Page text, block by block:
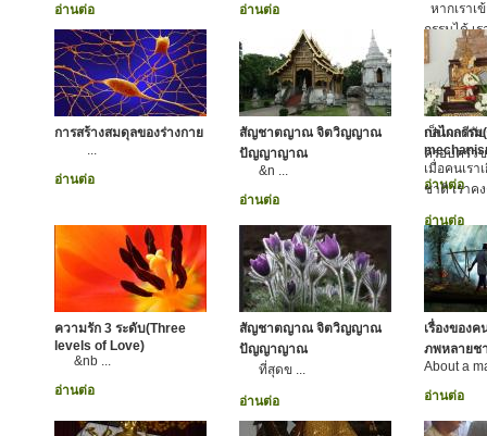
อ่านต่อ อ่านต่อ
หากเราเ
กรรมได้ เ
บริหารกรร
ขณะเดีย
ของเราให้
ยถากรรม
เป็นผลดีกั
ครอบครัวข
อ่านต่อ
การสร้างสมดุลของร่างกาย
...
อ่านต่อ
สัญชาตญาณ จิตวิญญาณ
ปัญญาญาณ
&n ...
อ่านต่อ
กลไกกรร
เมื่อคนเร
ชาติ เราค
อ่านต่อ
ความรัก 3 ระดับ(Three
levels of Love)
&nb ...
อ่านต่อ
สัญชาตญาณ จิตวิญญาณ
ปัญญาญาณ
ที่สุดข ...
อ่านต่อ
เรื่องของ
ภพหลายช
About a
อ่านต่อ